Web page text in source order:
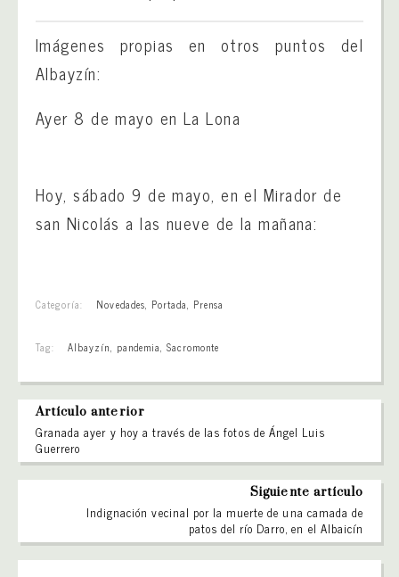
Imágenes propias en otros puntos del
Albayzín:
Ayer 8 de mayo en La Lona
Hoy, sábado 9 de mayo, en el Mirador de
san Nicolás a las nueve de la mañana:
Categoría: Novedades, Portada, Prensa
Tag: Albayzín, pandemia,Sacromonte
Artículo anterior
Granada ayer y hoy a través de las fotos de Ángel Luis
Guerrero
Siguiente artículo
Indignación vecinal por la muerte de una camada de
patos del río Darro, en el Albaicín